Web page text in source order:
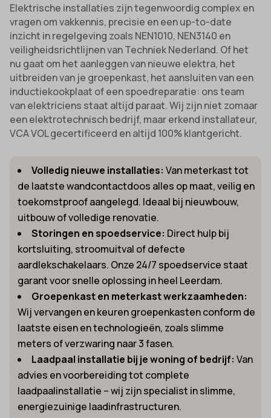
Elektrische installaties zijn tegenwoordig complex en
vragen om vakkennis, precisie en een up-to-date
inzicht in regelgeving zoals NEN1010, NEN3140 en
veiligheidsrichtlijnen van Techniek Nederland. Of het
nu gaat om het aanleggen van nieuwe elektra, het
uitbreiden van je groepenkast, het aansluiten van een
inductiekookplaat of een spoedreparatie: ons team
van elektriciens staat altijd paraat. Wij zijn niet zomaar
een elektrotechnisch bedrijf, maar erkend installateur,
VCA VOL gecertificeerd en altijd 100% klantgericht.
Volledig nieuwe installaties: Van meterkast tot
de laatste wandcontactdoos alles op maat, veilig en
toekomstproof aangelegd. Ideaal bij nieuwbouw,
uitbouw of volledige renovatie.
Storingen en spoedservice: Direct hulp bij
kortsluiting, stroomuitval of defecte
aardlekschakelaars. Onze 24/7 spoedservice staat
garant voor snelle oplossing in heel Leerdam.
Groepenkast en meterkast werkzaamheden:
Wij vervangen en keuren groepenkasten conform de
laatste eisen en technologieën, zoals slimme
meters of verzwaring naar 3 fasen.
Laadpaal installatie bij je woning of bedrijf: Van
advies en voorbereiding tot complete
laadpaalinstallatie – wij zijn specialist in slimme,
energiezuinige laadinfrastructuren.